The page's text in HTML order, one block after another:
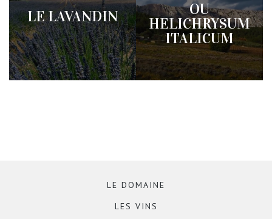
LE LAVANDIN
OU
HELICHRYSUM
ITALICUM
LE DOMAINE
LES VINS